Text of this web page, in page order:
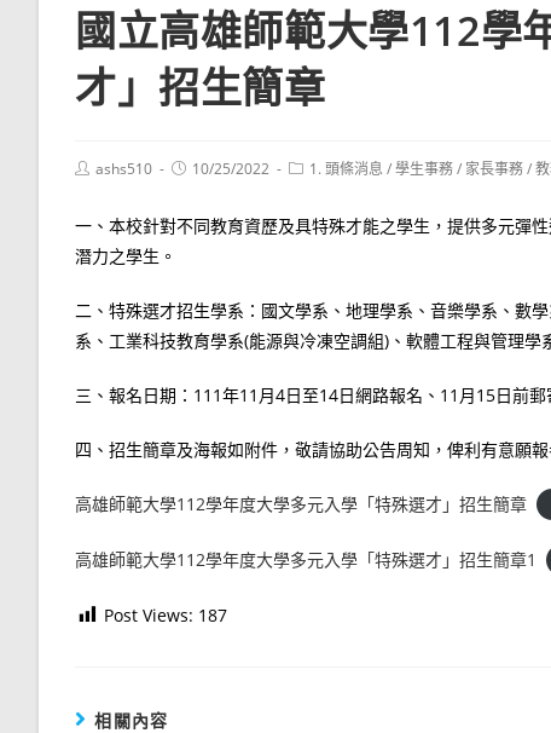
國立高雄師範大學112學
才」招生簡章
Postashs510
Post10/25/2022
Post1. 頭條消息 /學生事務/ 家長事務/
一、本校針對不同教育資歷及具特殊才能之學生，提供多元彈
潛力之學生。
二、特殊選才招生學系：國文學系、地理學系、音樂學系、數
系、工業科技教育學系(能源與冷凍空調組)、軟體工程與管理學
三、報名日期：111年11月4日至14日網路報名、11月15日前郵
四、招生簡章及海報如附件，敬請協助公告周知，俾利有意願
高雄師範大學112學年度大學多元入學「特殊選才」招生簡章
高雄師範大學112學年度大學多元入學「特殊選才」招生簡章1
Post Views: 187
相關內容